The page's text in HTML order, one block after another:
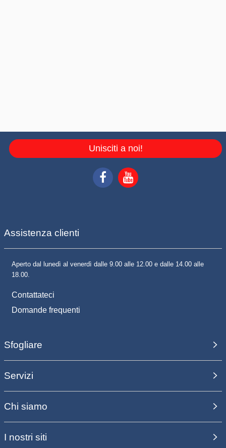
Unisciti a noi!
Assistenza clienti
Aperto dal lunedì al venerdì dalle 9.00 alle 12.00 e dalle 14.00 alle
18.00.
Contattateci
Domande frequenti
Sfogliare
Servizi
Chi siamo
I nostri siti